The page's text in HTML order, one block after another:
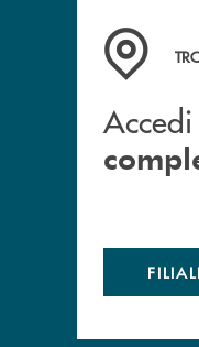
Accedi all'
FILIALI